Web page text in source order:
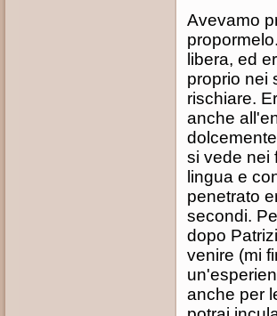
Avevamo
libera, ed
proprio nei
rischiare.
anche
si vede nei
lingua e
penetrato
secondi.
dopo
venire (mi
anche per